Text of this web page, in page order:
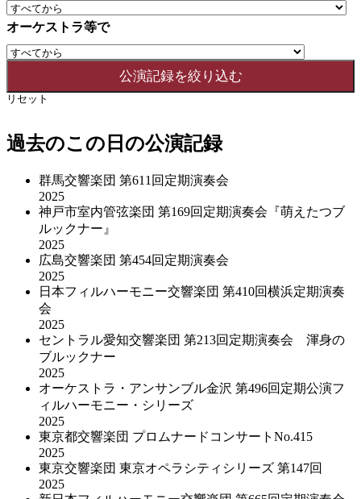
オーケストラ等で
リセット
過去のこの日の公演記録
群馬交響楽団 第611回定期演奏会
2025
神戸市室内管弦楽団 第169回定期演奏会『萌えたつブ
ルックナー』
2025
広島交響楽団 第454回定期演奏会
2025
日本フィルハーモニー交響楽団 第410回横浜定期演奏
会
2025
セントラル愛知交響楽団 第213回定期演奏会 渾身の
ブルックナー
2025
オーケストラ・アンサンブル金沢 第496回定期公演フ
ィルハーモニー・シリーズ
2025
東京都交響楽団 プロムナードコンサートNo.415
2025
東京交響楽団 東京オペラシティシリーズ 第147回
2025